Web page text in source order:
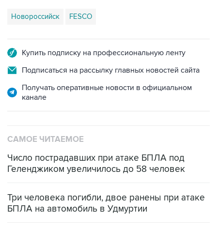
Новороссийск FESCO
Купить подписку на профессиональную ленту
Подписаться на рассылку главных новостей сайта
Получать оперативные новости в официальном
канале
САМОЕ ЧИТАЕМОЕ
Число пострадавших при атаке БПЛА под
Геленджиком увеличилось до 58 человек
Три человека погибли, двое ранены при атаке
БПЛА на автомобиль в Удмуртии